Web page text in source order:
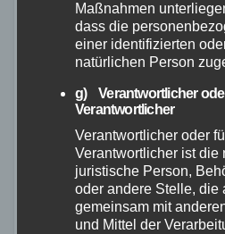
RETTUNGSDIENST
Maßnahmen
dass die
einer identifizierten
natürlichen Person
g) Verantwortlicher
Verantwortlicher
Verantwortlicher oder
Verantwortlicher ist die
juristische Person,
oder andere Stelle, die
gemeinsam mit
und Mittel der